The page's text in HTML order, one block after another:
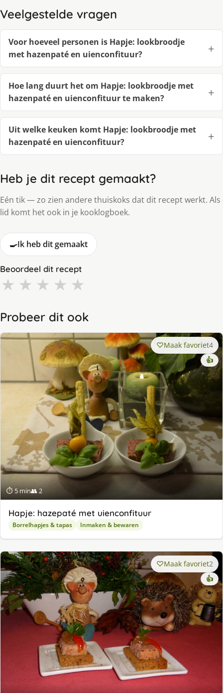
Veelgestelde vragen
Voor hoeveel personen is Hapje: lookbroodje
met hazenpaté en uienconfituur?
Hoe lang duurt het om Hapje: lookbroodje met
hazenpaté en uienconfituur te maken?
Uit welke keuken komt Hapje: lookbroodje met
hazenpaté en uienconfituur?
Heb je dit recept gemaakt?
Eén tik — zo zien andere thuiskoks dat dit recept werkt. Als
lid komt het ook in je kooklogboek.
🍳Ik heb dit gemaakt
Beoordeel dit recept
★ ★ ★ ★ ★
Probeer dit ook
⏱ 5 min👥 2
Maak favoriet4
👍
Hapje: hazepaté met uienconfituur
Borrelhapjes & tapas Inmaken & bewaren
Maak favoriet2
👍